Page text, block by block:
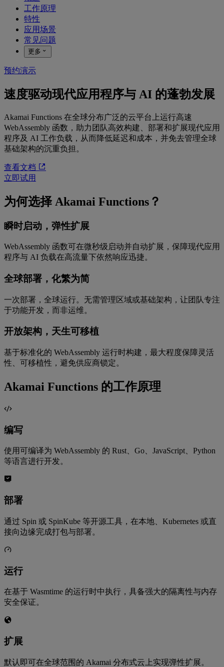
工作原理
特性
应用场景
常见问题
更多
预约演示
速度驱动现代应用程序与 AI 的蓬勃发展
Akamai Functions 在全球分布广泛的云平台上运行高速
WebAssembly 函数，助力团队高效构建、部署和扩展现代应用
程序及 AI 工作负载，从而降低延迟和成本，并免去管理全球
基础架构的沉重负担。
查看文档
立即试用
为何选择 Akamai Functions？
瞬时启动，弹性扩展
WebAssembly 函数可在微秒级启动并自动扩展，保障现代应用
程序与 AI 负载在高流量下依然响应迅捷。
全球部署，化繁为简
一次部署，全球运行。无需管理区域或基础架构，让团队专注
于功能开发，而非运维。
开放架构，天生可移植
基于标准化的 WebAssembly 运行时构建，最大程度保障灵活
性、可移植性，避免供应商锁定。
Akamai Functions 的工作原理
编写
使用可编译为 WebAssembly 的 Rust、Go、JavaScript、Python
等语言进行开发。
部署
通过 Spin 或 SpinKube 等开源工具，在本地、Kubernetes 或直
接向边缘完成打包与部署。
运行
在基于 Wasmtime 的运行时中执行，具备强大的隔离性与内存
安全保证。
扩展
默认即可在全球范围的 Akamai 分布式云上实现弹性扩展。